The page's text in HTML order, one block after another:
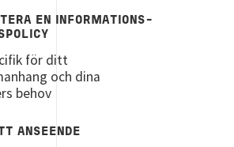
EN INFORMATIONS-
för ditt
och dina
behov
ANSEENDE